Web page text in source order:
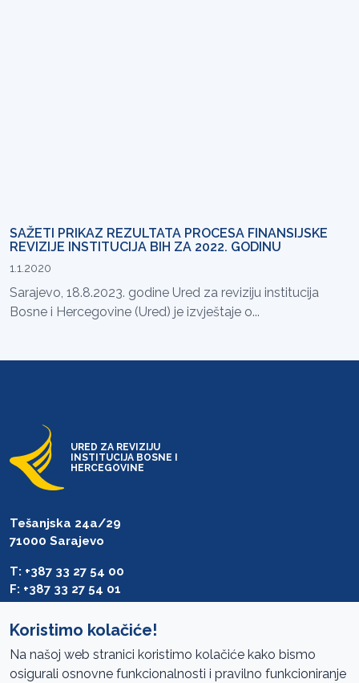
SAŽETI PRIKAZ REZULTATA PROCESA FINANSIJSKE
REVIZIJE INSTITUCIJA BIH ZA 2022. GODINU
1.1.2020
Sarajevo, 18.8.2023. godine Ured za reviziju institucija
Bosne i Hercegovine (Ured) je izvještaje o...
URED ZA REVIZIJU
INSTITUCIJA BOSNE I
HERCEGOVINE
Tešanjska 24a/29
71000 Sarajevo
T: +387 33 27 54 00
F: +387 33 27 54 01
Koristimo kolačiće!
Na našoj web stranici koristimo kolačiće kako bismo
osigurali osnovne funkcionalnosti i pravilno funkcioniranje